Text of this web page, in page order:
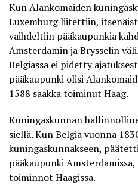
Kun Alankomaiden
Luxemburg liitettiin,
vaihdeltiin pääkaupunkia
Amsterdamin ja Brysselin
Belgiassa ei pidetty
pääkaupunki olisi
1588 saakka toiminut Haag.
Kuningaskunnan
siellä. Kun Belgia vuonna
kuningaskunnakseen,
pääkaupunki
toiminnot Haagissa.